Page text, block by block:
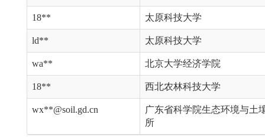
18** 太原科技大学
ld** 太原科技大学
wa** 北京大学经济学院
18** 西北农林科技大学
wx**@soil.gd.cn
广东省科学院生态环境与土
所